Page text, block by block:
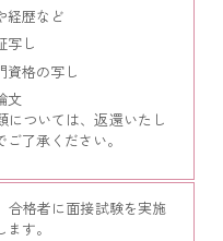
経歴など
写し
資格の写し
文
については、返還いたし
ご了承ください。
合格者に面接試験を実施
す。